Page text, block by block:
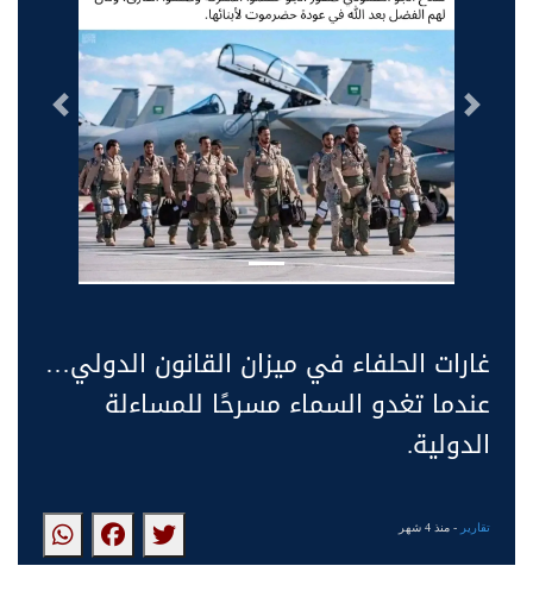
التالى السابق
غارات الحلفاء في ميزان القانون الدولي…
عندما تغدو السماء مسرحًا للمساءلة
الدولية.
تقارير - منذ 4 شهر